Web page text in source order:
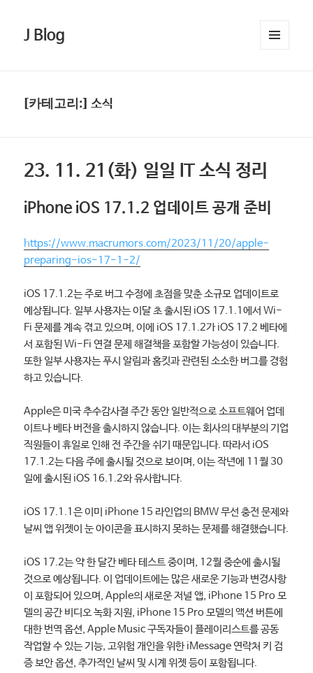
J Blog
[카테고리:]소식
23. 11. 21(화) 일일 IT 소식 정리
iPhone iOS 17.1.2 업데이트 공개 준비
https://www.macrumors.com/2023/11/20/apple-
preparing-ios-17-1-2/
iOS 17.1.2는 주로 버그 수정에 초점을 맞춘 소규모 업데이트로
예상됩니다. 일부 사용자는 이달 초 출시된 iOS 17.1.1에서 Wi-
Fi 문제를 계속 겪고 있으며, 이에 iOS 17.1.2가 iOS 17.2 베타에
서 포함된 Wi-Fi 연결 문제 해결책을 포함할 가능성이 있습니다.
또한 일부 사용자는 푸시 알림과 홈킷과 관련된 소소한 버그를 경험
하고 있습니다.
Apple은 미국 추수감사절 주간 동안 일반적으로 소프트웨어 업데
이트나 베타 버전을 출시하지 않습니다. 이는 회사의 대부분의 기업
직원들이 휴일로 인해 전 주간을 쉬기 때문입니다. 따라서 iOS
17.1.2는 다음 주에 출시될 것으로 보이며, 이는 작년에 11월 30
일에 출시된 iOS 16.1.2와 유사합니다.
iOS 17.1.1은 이미 iPhone 15 라인업의 BMW 무선 충전 문제와
날씨 앱 위젯이 눈 아이콘을 표시하지 못하는 문제를 해결했습니다.
iOS 17.2는 약 한 달간 베타 테스트 중이며, 12월 중순에 출시될
것으로 예상됩니다. 이 업데이트에는 많은 새로운 기능과 변경사항
이 포함되어 있으며, Apple의 새로운 저널 앱, iPhone 15 Pro 모
델의 공간 비디오 녹화 지원, iPhone 15 Pro 모델의 액션 버튼에
대한 번역 옵션, Apple Music 구독자들이 플레이리스트를 공동
작업할 수 있는 기능, 고위험 개인을 위한 iMessage 연락처 키 검
증 보안 옵션, 추가적인 날씨 및 시계 위젯 등이 포함됩니다.